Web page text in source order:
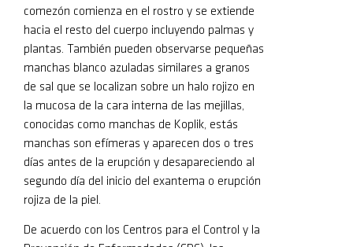
comezón comienza en el rostro y se extiende
hacia el resto del cuerpo incluyendo palmas y
plantas. También pueden observarse pequeñas
manchas blanco azuladas similares a granos
de sal que se localizan sobre un halo rojizo en
la mucosa de la cara interna de las mejillas,
conocidas como manchas de Koplik, estás
manchas son efímeras y aparecen dos o tres
días antes de la erupción y desapareciendo al
segundo día del inicio del exantema o erupción
rojiza de la piel.
De acuerdo con los Centros para el Control y la